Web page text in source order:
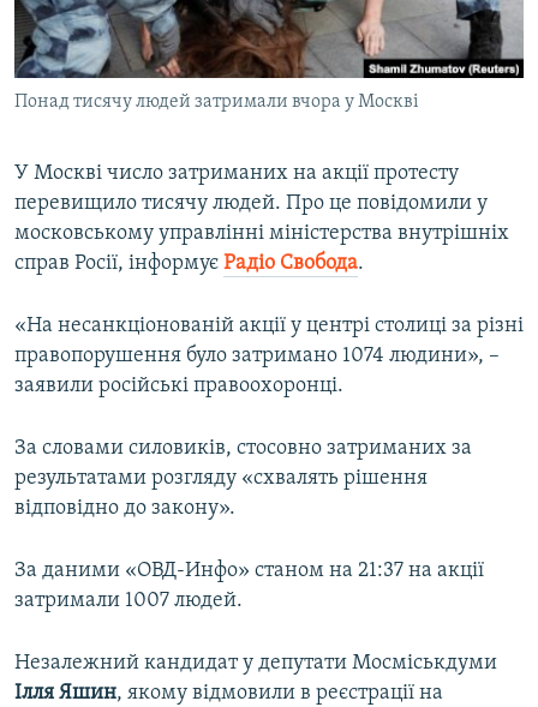
ВІДЕОУРОКИ «ELIFBE»
СВІДЧЕННЯ ОКУПАЦІЇ
УКРАЇНСЬКА ПРОБЛЕМА КРИМУ
Русский
Qırımtatar
Усі сайти RFE/RL
Понад тисячу людей затримали вчора у Москві
У Москві число затриманих на акції протесту
перевищило тисячу людей. Про це повідомили у
московському управлінні міністерства внутрішніх
справ Росії, інформує Радіо Свобода.
«На несанкціонованій акції у центрі столиці за різні
правопорушення було затримано 1074 людини», –
заявили російські правоохоронці.
За словами силовиків, стосовно затриманих за
результатами розгляду «схвалять рішення
відповідно до закону».
За даними «ОВД-Инфо» станом на 21:37 на акції
затримали 1007 людей.
Незалежний кандидат у депутати Мосміськдуми
Ілля Яшин, якому відмовили в реєстрації на